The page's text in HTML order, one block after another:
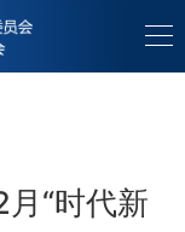
“时代新